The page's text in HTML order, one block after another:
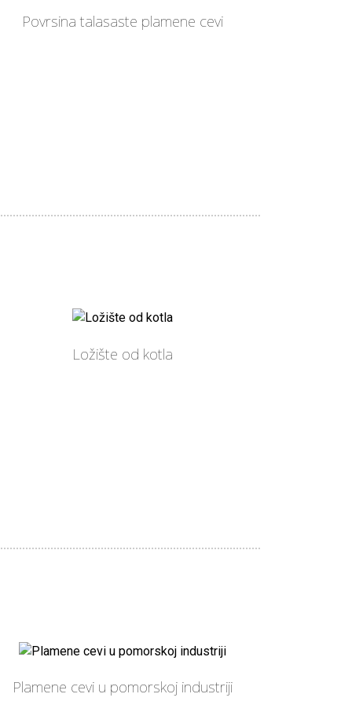
Povrsina talasaste plamene cevi
Ložište od kotla
Plamene cevi u pomorskoj industriji